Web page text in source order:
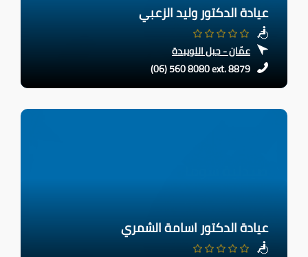
عيادة الدكتور وليد الزعبي
عمّان - جبل اللويبدة
(06) 560 8080 ext. 8879
عيادة الدكتور اسامة الشمري